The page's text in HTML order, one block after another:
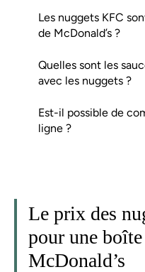
Les nuggets KFC
de McDonald’s ?
Quelles sont les
avec les nuggets ?
Est-il possible de
ligne ?
Le prix des
pour une
McDonald’s